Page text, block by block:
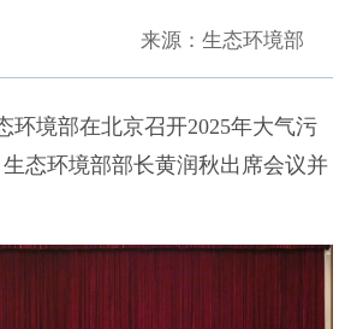
来源：生态环境部
境部在北京召开2025年大气污
态环境部部长黄润秋出席会议并